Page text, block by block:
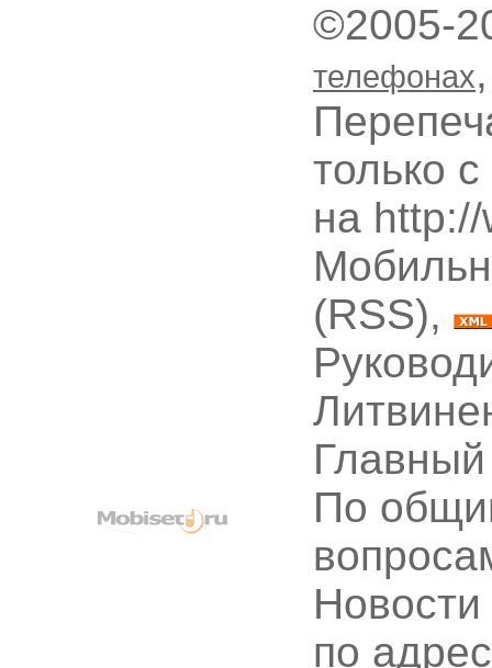
©2005-
телефонах
только
на
(RSS),
По
по